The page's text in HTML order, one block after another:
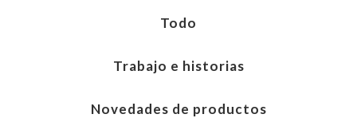
Todo
Trabajo e historias
Novedades de productos